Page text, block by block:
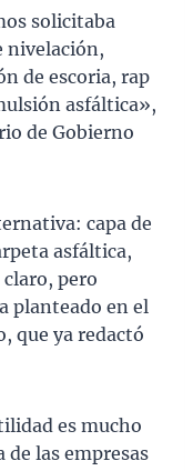
solicitaba
nivelación,
de escoria, rap
asfáltica»,
de Gobierno
capa de
asfáltica,
pero
planteado en el
que ya redactó
es mucho
las empresas